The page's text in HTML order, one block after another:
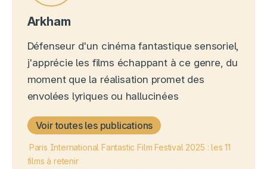
Arkham
Défenseur d'un cinéma fantastique sensoriel,
j'apprécie les films échappant à ce genre, du
moment que la réalisation promet des
envolées lyriques ou hallucinées
Voir toutes les publications
Paris International Fantastic Film Festival 2025 : les 11
films à retenir